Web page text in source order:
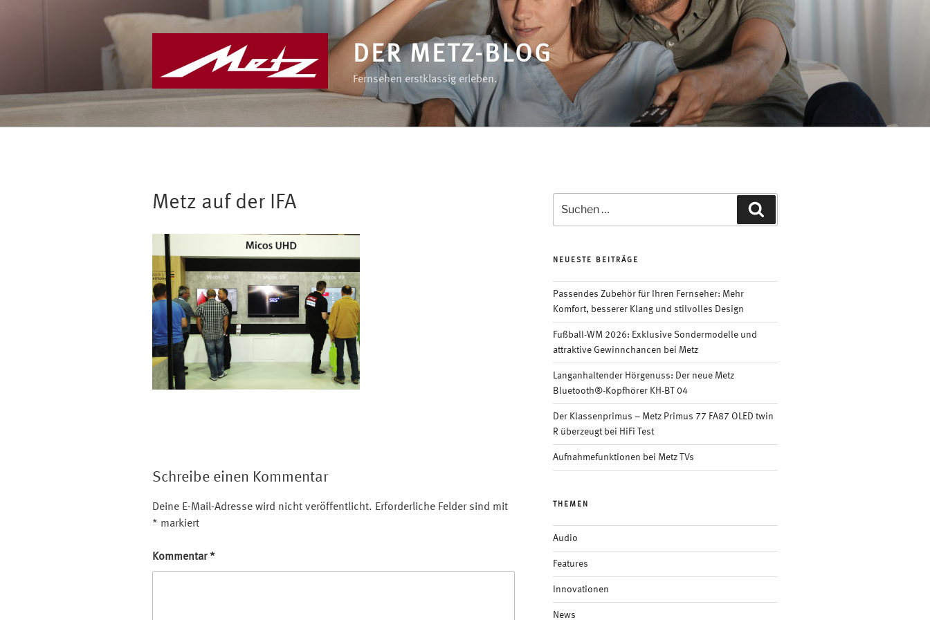
DER METZ-BLOG
Fernsehen erstklassig erleben.
Metz auf der IFA
Schreibe einen Kommentar
Deine E-Mail-Adresse wird nicht veröffentlicht. Erforderliche Felder sind mit
* markiert
Kommentar*
nach:
NEUESTE BEITRÄGE
Passendes Zubehör für Ihren Fernseher: Mehr
Komfort, besserer Klang und stilvolles Design
Fußball-WM 2026: Exklusive Sondermodelle und
attraktive Gewinnchancen bei Metz
Langanhaltender Hörgenuss: Der neue Metz
Bluetooth®-Kopfhörer KH-BT 04
Der Klassenprimus – Metz Primus 77 FA87 OLED twin
R überzeugt bei HiFi Test
Aufnahmefunktionen bei Metz TVs
THEMEN
Audio
Features
Innovationen
News